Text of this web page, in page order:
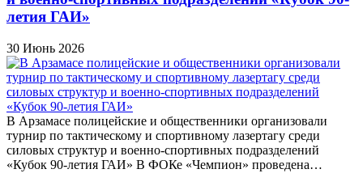
летия ГАИ»
30 Июнь 2026
В Арзамасе полицейские и общественники организовали
турнир по тактическому и спортивному лазертагу среди
силовых структур и военно-спортивных подразделений
«Кубок 90-летия ГАИ» В ФОКе «Чемпион» проведена…